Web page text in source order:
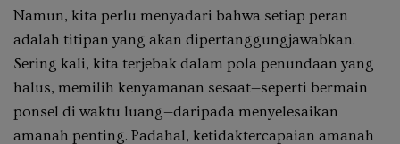
Namun, kita perlu menyadari bahwa setiap peran
adalah titipan yang akan dipertanggungjawabkan.
Sering kali, kita terjebak dalam pola penundaan yang
halus, memilih kenyamanan sesaat—seperti bermain
ponsel di waktu luang—daripada menyelesaikan
amanah penting. Padahal, ketidaktercapaian amanah